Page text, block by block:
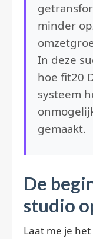
minder
In deze
hoe fit20
systeem
gemaakt.
De
studio
Laat me je